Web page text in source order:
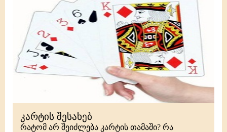
კარტის შესახებ
რატომ არ შეიძლება კარტის თამაში? რა